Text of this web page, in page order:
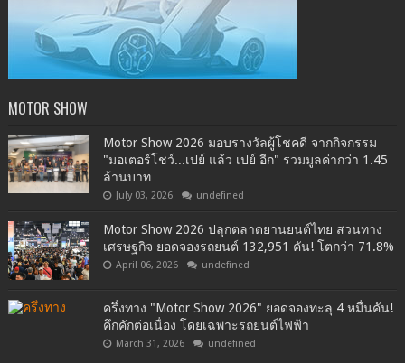
MOTOR SHOW
Motor Show 2026 มอบรางวัลผู้โชคดี จากกิจกรรม
"มอเตอร์โชว์...เปย์ แล้ว เปย์ อีก" รวมมูลค่ากว่า 1.45
ล้านบาท
July 03, 2026 undefined
Motor Show 2026 ปลุกตลาดยานยนต์ไทย สวนทาง
เศรษฐกิจ ยอดจองรถยนต์ 132,951 คัน! โตกว่า 71.8%
April 06, 2026 undefined
ครึ่งทาง "Motor Show 2026" ยอดจองทะลุ 4 หมื่นคัน!
คึกคักต่อเนื่อง โดยเฉพาะรถยนต์ไฟฟ้า
March 31, 2026 undefined